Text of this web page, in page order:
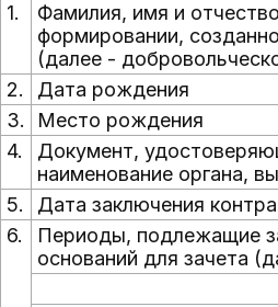
1.
Фамилия, имя и
формировании,
(далее -
2.
Дата рождения
3.
Место рождения
4.
Документ,
наименование органа,
5.
Дата заключения
6.
Периоды, подлежащие
оснований для зачета